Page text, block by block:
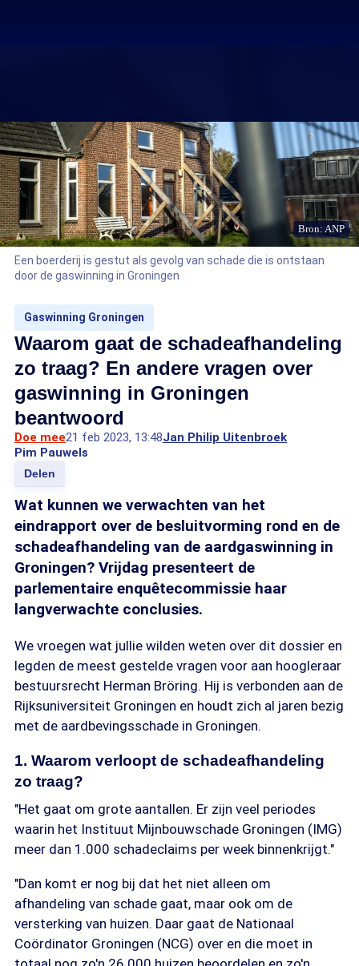
Bron: ANP
Een boerderij is gestut als gevolg van schade die is ontstaan
door de gaswinning in Groningen
Gaswinning Groningen
Waarom gaat de schadeafhandeling
zo traag? En andere vragen over
gaswinning in Groningen
beantwoord
Doe mee21 feb 2023, 13:48Jan Philip Uitenbroek
Pim Pauwels
Delen
Wat kunnen we verwachten van het
eindrapport over de besluitvorming rond en de
schadeafhandeling van de aardgaswinning in
Groningen? Vrijdag presenteert de
parlementaire enquêtecommissie haar
langverwachte conclusies.
We vroegen wat jullie wilden weten over dit dossier en
legden de meest gestelde vragen voor aan hoogleraar
bestuursrecht Herman Bröring. Hij is verbonden aan de
Rijksuniversiteit Groningen en houdt zich al jaren bezig
met de aardbevingsschade in Groningen.
1. Waarom verloopt de schadeafhandeling
zo traag?
"Het gaat om grote aantallen. Er zijn veel periodes
waarin het Instituut Mijnbouwschade Groningen (IMG)
meer dan 1.000 schadeclaims per week binnenkrijgt."
"Dan komt er nog bij dat het niet alleen om
afhandeling van schade gaat, maar ook om de
versterking van huizen. Daar gaat de Nationaal
Coördinator Groningen (NCG) over en die moet in